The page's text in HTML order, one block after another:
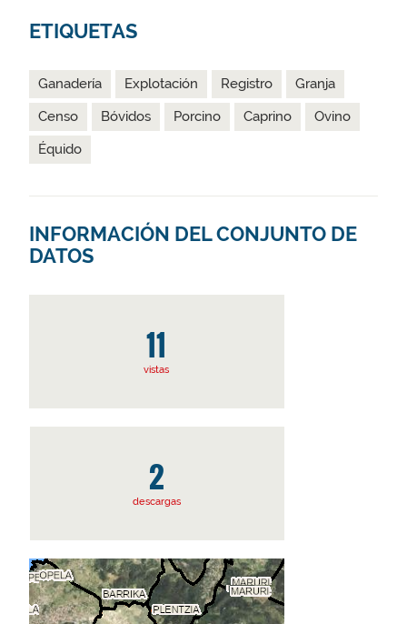
ETIQUETAS
Ganadería Explotación Registro
Granja
Censo
Bóvidos Porcino Caprino
Ovino
Équido
INFORMACIÓN DEL CONJUNTO DE
DATOS
11
vistas
2
descargas